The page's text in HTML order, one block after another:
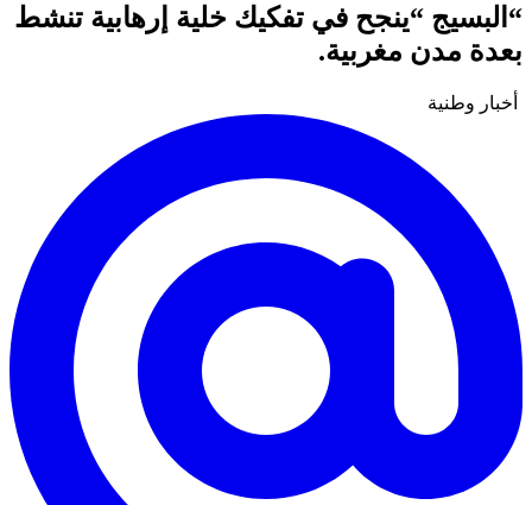
“البسيج “ينجح في تفكيك خلية إرهابية تنشط
بعدة مدن مغربية.
أخبار وطنية